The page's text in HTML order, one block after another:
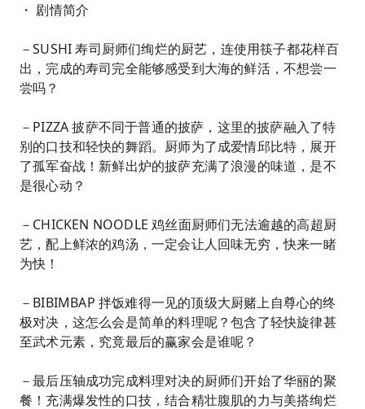
・ 剧情简介
－SUSHI 寿司厨师们绚烂的厨艺，连使用筷子都花样百
出，完成的寿司完全能够感受到大海的鲜活，不想尝一
尝吗？
－PIZZA 披萨不同于普通的披萨，这里的披萨融入了特
别的口技和轻快的舞蹈。厨师为了成爱情邱比特，展开
了孤军奋战！新鲜出炉的披萨充满了浪漫的味道，是不
是很心动？
－CHICKEN NOODLE 鸡丝面厨师们无法逾越的高超厨
艺，配上鲜浓的鸡汤，一定会让人回味无穷，快来一睹
为快！
－BIBIMBAP 拌饭难得一见的顶级大厨赌上自尊心的终
极对决，这怎么会是简单的料理呢？包含了轻快旋律甚
至武术元素，究竟最后的赢家会是谁呢？
－最后压轴成功完成料理对决的厨师们开始了华丽的聚
餐！充满爆发性的口技，结合精壮腹肌的力与美搭绚烂